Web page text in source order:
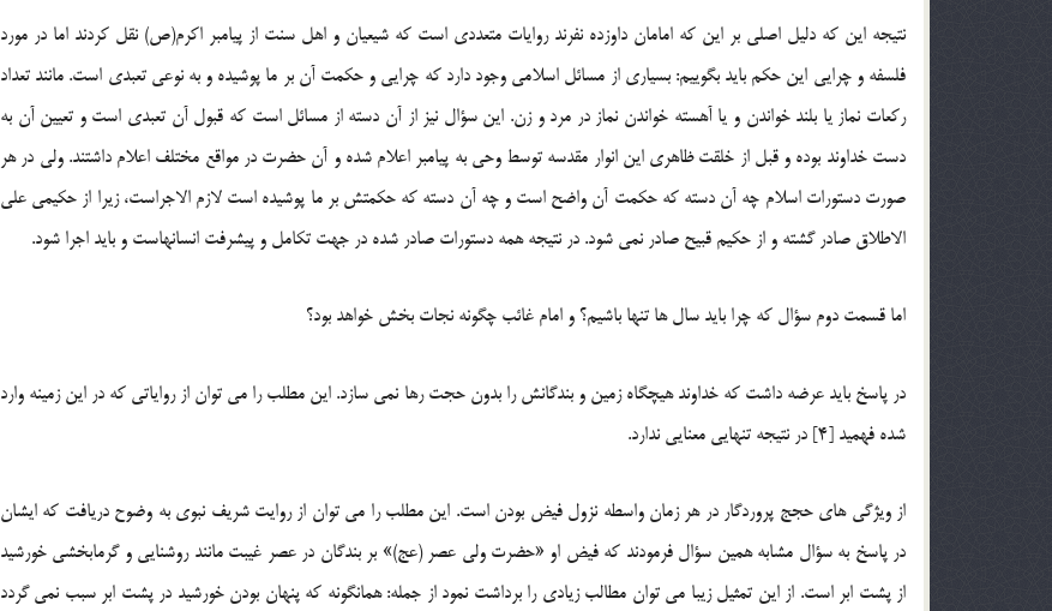
نتیجه این که دلیل اصلی بر این که امامان داوزده نفرند روایات متعددی است که شیعیان و اهل سنت از پیامبر اکرم(ص) نقل کردند اما در مورد
فلسفه و چرایی این حکم باید بگوییم: بسیاری از مسائل اسلامی وجود دارد که چرایی و حکمت آن بر ما پوشیده و به نوعی تعبدی است. مانند تعداد
رکعات نماز یا بلند خواندن و یا آهسته خواندن نماز در مرد و زن. این سؤال نیز از آن دسته از مسائل است که قبول آن تعبدی است و تعیین آن به
دست خداوند بوده و قبل از خلقت ظاهری این انوار مقدسه توسط وحی به پیامبر اعلام شده و آن حضرت در مواقع مختلف اعلام داشتند. ولی در هر
صورت دستورات اسلام چه آن دسته که حکمت آن واضح است و چه آن دسته که حکمتش بر ما پوشیده است لازم الاجراست، زیرا از حکیمی علی
الاطلاق صادر گشته و از حکیم قبیح صادر نمی شود. در نتیجه همه دستورات صادر شده در جهت تکامل و پیشرفت انسانهاست و باید اجرا شود.
اما قسمت دوم سؤال که چرا باید سال ها تنها باشیم؟ و امام غائب چگونه نجات بخش خواهد بود؟
در پاسخ باید عرضه داشت که خداوند هیچگاه زمین و بندگانش را بدون حجت رها نمی سازد. این مطلب را می توان از روایاتی که در این زمینه وارد
شده فهمید [4] در نتیجه تنهایی معنایی ندارد.
از ویژگی های حجج پروردگار در هر زمان واسطه نزول فیض بودن است. این مطلب را می توان از روایت شریف نبوی به وضوح دریافت که ایشان
در پاسخ به سؤال مشابه همین سؤال فرمودند که فیض او «حضرت ولی عصر (عج)» بر بندگان در عصر غیبت مانند روشنایی و گرمابخشی خورشید
از پشت ابر است. از این تمثیل زیبا می توان مطالب زیادی را برداشت نمود از جمله: همانگونه که پنهان بودن خورشید در پشت ابر سبب نمی گردد